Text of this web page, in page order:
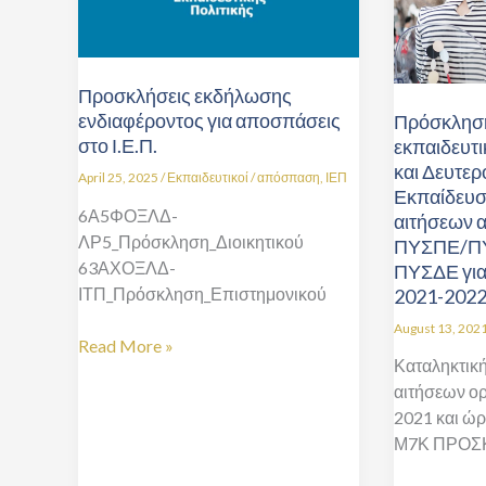
Προσκλήσεις εκδήλωσης
ενδιαφέροντος για αποσπάσεις
στο Ι.Ε.Π.
April 25, 2025 /Εκπαιδευτικοί/απόσπαση, ΙΕΠ
6Α5ΦΟΞΛΔ-
ΛΡ5_Πρόσκληση_Διοικητικού
63ΑΧΟΞΛΔ-
ΙΤΠ_Πρόσκληση_Επιστημονικού
Ι.Ε.Π.
Read More »
και
αιτήσεων
ΠΥΣΠΕ/
ΠΥΣΔΕ για
2021-2022
August 13, 2021
αιτήσεων
2021 και
Μ7Κ
και
για
υποβολή
αιτήσεων
απόσπασης
από
ΠΥΣΠΕ/
ΠΥΣΔΕ
σε
ΠΥΣΠΕ/
ΠΥΣΔΕ
το
διδακτικό
έτος
2021-